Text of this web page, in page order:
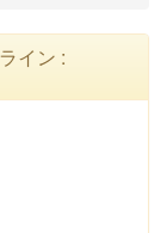
イン :